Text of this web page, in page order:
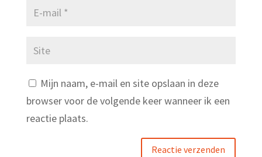
Mijn naam, e-mail en site opslaan in deze
browser voor de volgende keer wanneer ik een
reactie plaats.